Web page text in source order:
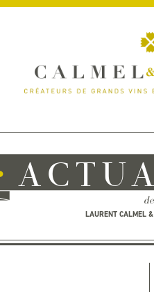
de
LAURENT CALMEL